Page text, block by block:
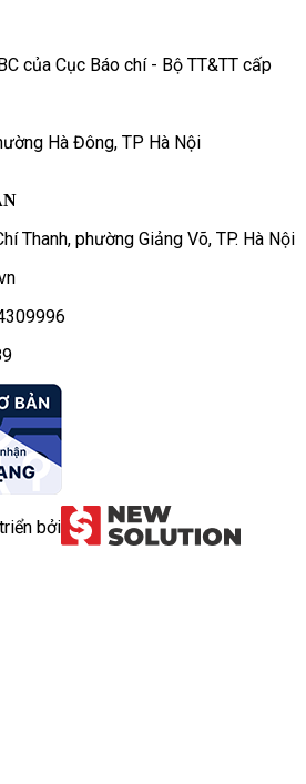
của Cục Báo chí - Bộ TT&TT cấp
Hà Đông, TP Hà Nội
Thanh, phường Giảng Võ, TP. Hà Nội
bởi